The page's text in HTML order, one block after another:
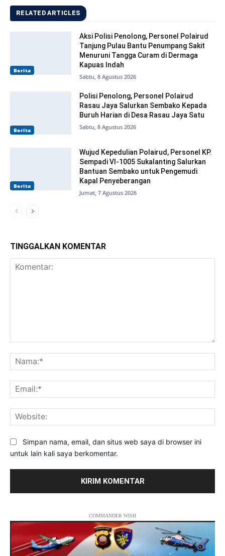
RELATED ARTICLES
Berita
Aksi Polisi Penolong, Personel Polairud
Tanjung Pulau Bantu Penumpang Sakit
Menuruni Tangga Curam di Dermaga
Kapuas Indah
Sabtu, 8 Agustus 2026
Berita
Polisi Penolong, Personel Polairud
Rasau Jaya Salurkan Sembako Kepada
Buruh Harian di Desa Rasau Jaya Satu
Sabtu, 8 Agustus 2026
Berita
Wujud Kepedulian Polairud, Personel KP.
Sempadi VI-1005 Sukalanting Salurkan
Bantuan Sembako untuk Pengemudi
Kapal Penyeberangan
Jumat, 7 Agustus 2026
TINGGALKAN KOMENTAR
Simpan nama, email, dan situs web saya di browser ini
untuk lain kali saya berkomentar.
COMMANDER WISH